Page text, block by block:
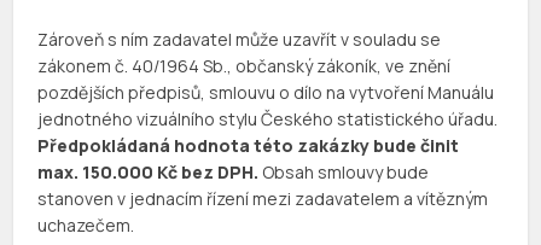
Zároveň s ním zadavatel může uzavřít v souladu se
zákonem č. 40/1964 Sb., občanský zákoník, ve znění
pozdějších předpisů, smlouvu o dílo na vytvoření Manuálu
jednotného vizuálního stylu Českého statistického úřadu.
Předpokládaná hodnota této zakázky bude činit
max. 150.000 Kč bez DPH. Obsah smlouvy bude
stanoven v jednacím řízení mezi zadavatelem a vítězným
uchazečem.